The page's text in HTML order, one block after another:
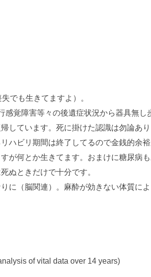
でも生きてますよ）。
覚障害等々の後遺症状況から器具無し
しています。死に掛けた認識は勿論あ
ハビリ期間は終了してるので金銭的余
が何とか生きてます。おまけに糖尿病
ぬときだけで十分です。
に（脳関連）。麻酔が効きない体質に
of vital data over 14 years)